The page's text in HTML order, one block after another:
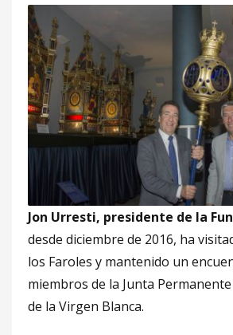
Jon Urresti, presidente de la
desde diciembre de 2016, ha
los Faroles y mantenido un
miembros de la Junta
de la Virgen Blanca.